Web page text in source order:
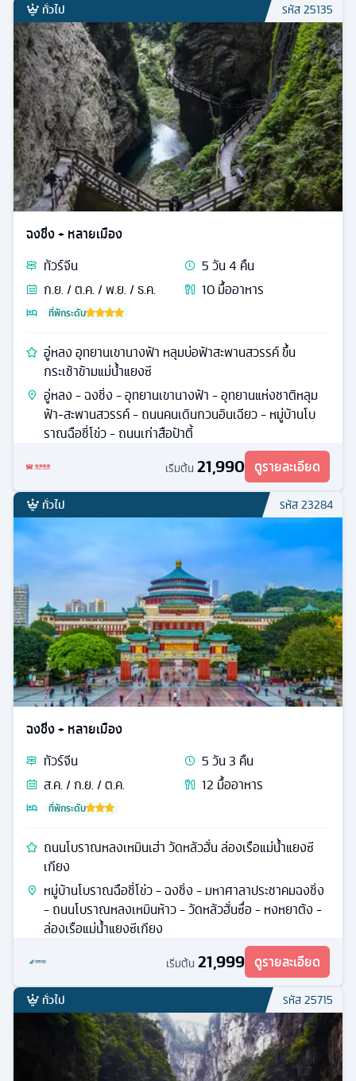
ทั่วไป รหัส25135
ฉงชิ่ง + หลายเมือง
ทัวร์จีน 5วัน4 คืน
ก.ย. / ต.ค. / พ.ย. / ธ.ค.
10มื้ออาหาร
ที่พักระดับ
อู่หลง อุทยานเขานางฟ้า หลุมบ่อฟ้าสะพานสวรรค์ ขึ้น
กระเช้าข้ามแม่น้ำแยงซี
อู่หลง - ฉงชิ่ง - อุทยานเขานางฟ้า - อุทยานแห่งชาติหลุม
ฟ้า-สะพานสวรรค์ - ถนนคนเดินกวนอินเฉียว - หมู่บ้านโบ
ราณฉือชี่โข่ว - ถนนเก่าสือป้าตี้
เริ่มต้น 21,990 ดูรายละเอียด
ทั่วไป รหัส23284
ฉงชิ่ง + หลายเมือง
ทัวร์จีน 5วัน3 คืน
ส.ค. / ก.ย. / ต.ค.
12 มื้ออาหาร
ที่พักระดับ
ถนนโบราณหลงเหมินเฮ่า วัดหลัวฮั่น ล่องเรือแม่น้ำแยงซี
เกียง
หมู่บ้านโบราณฉือชี่โข่ว - ฉงชิ่ง - มหาศาลาประชาคมฉงชิ่ง
- ถนนโบราณหลงเหมินห้าว - วัดหลัวฮั่นซื่อ - หงหยาต้ง -
ล่องเรือแม่น้ำแยงซีเกียง
เริ่มต้น 21,999 ดูรายละเอียด
ทั่วไป รหัส25715